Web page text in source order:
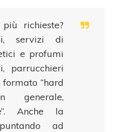
richieste?
servizi di
e profumi
parrucchieri
“hard
generale,
Anche la
ad